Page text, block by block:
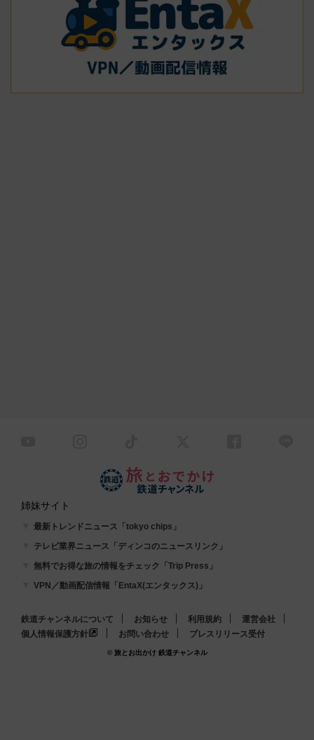
姉妹サイト
最新トレンドニュース「tokyo chips」
テレビ業界ニュース「ディンコのニュースリンク」
無料でお得な旅の情報をチェック「Trip Press」
VPN／動画配信情報「EntaX(エンタックス)」
鉄道チャンネルについて お知らせ 利用規約
運営会社
個人情報保護方針
お問い合わせ プレスリリース受付
© 旅とお出かけ 鉄道チャンネル